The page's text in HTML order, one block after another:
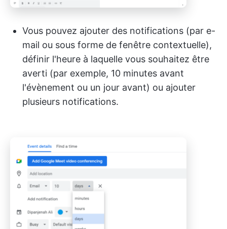
Vous pouvez ajouter des notifications (par e-
mail ou sous forme de fenêtre contextuelle),
définir l'heure à laquelle vous souhaitez être
averti (par exemple, 10 minutes avant
l'évènement ou un jour avant) ou ajouter
plusieurs notifications.